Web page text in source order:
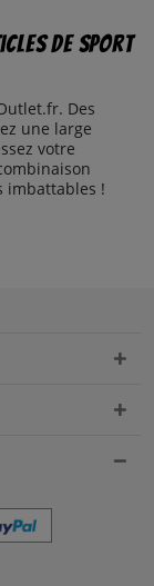
de sport
Des
une large
votre
imbattables !